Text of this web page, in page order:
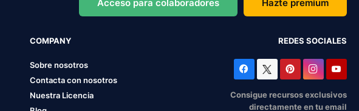
Acceso para colaboradores Hazte premium
COMPANY
Sobre nosotros
Contacta con nosotros
Nuestra Licencia
REDES SOCIALES
Consigue recursos exclusivos
directamente en tu email